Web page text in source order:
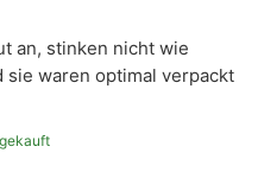
an, stinken nicht wie
waren optimal verpackt